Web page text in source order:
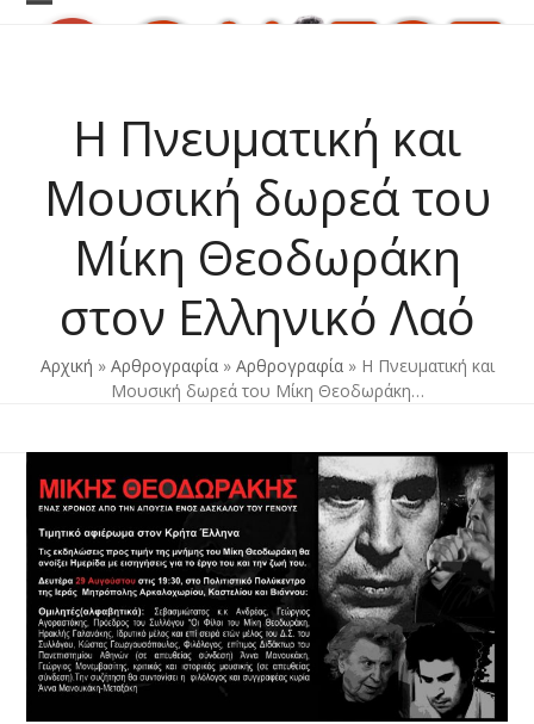
Skip
Open
Close
Η Πνευματική και
Μουσική δωρεά του
Μίκη Θεοδωράκη
στον Ελληνικό Λαό
Αρχική » Αρθρογραφία» Αρθρογραφία» Η Πνευματική και
Μουσική δωρεά του Μίκη Θεοδωράκη…